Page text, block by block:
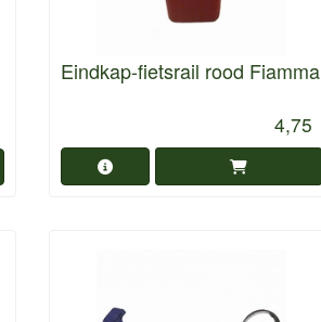
Eindkap-fietsrail rood Fiamma
4,75